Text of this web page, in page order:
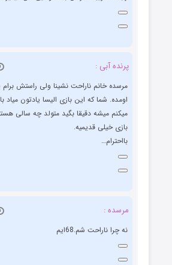
پرنده آبی :
مرسده خانم ناراحت نشینا ولی راستش
اومده. شما که این بازی الیسا یادتون میاد
میکنم میشه دقیقا بگید متولد چه سالی
بازی خیلی قدیمیه.
بااحترام…
مرسده :
نه چرا ناراحت شم.68ایم